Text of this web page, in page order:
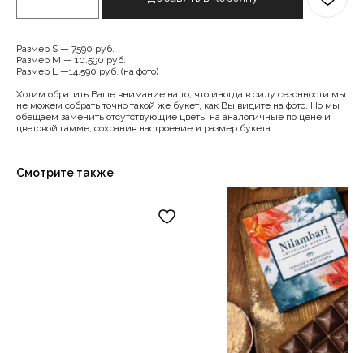
Размер S — 7590 руб.
Размер M — 10.590 руб.
Размер L —14.590 руб. (на фото)
Хотим обратить Ваше внимание на то, что иногда в силу сезонности мы
не можем собрать точно такой же букет, как Вы видите на фото. Но мы
обещаем заменить отсутствующие цветы на аналогичные по цене и
цветовой гамме, сохранив настроение и размер букета.
Смотрите также